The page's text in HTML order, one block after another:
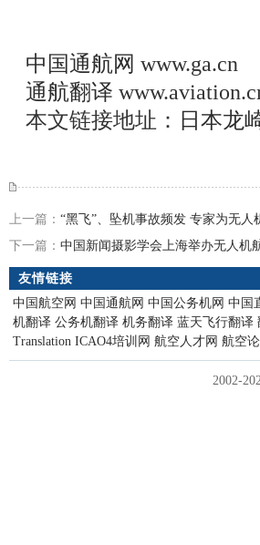
中国通航网 www.ga.cn
通航翻译
本文链接地址： 日本龙
上一篇： “黑飞”、坠机事故频发 专家为无人
下一篇： 中国新闻摄影学会上海举办无人机
友情链接
中国航空网 中国通航网 中国公务机网 中国
机翻译 公务机翻译 机务翻译 蓝天飞行翻译
Translation ICAO4培训网 航空人才网 航空
2002-